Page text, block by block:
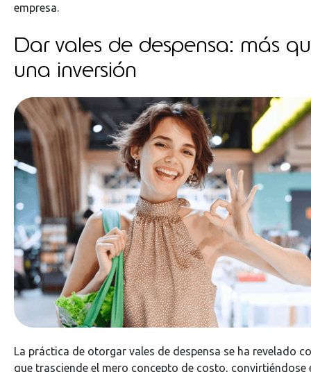
empresa.
Dar vales de despensa: más
una inversión
La práctica de otorgar vales de despensa se ha revelado
que trasciende el mero concepto de costo, convirtiéndose